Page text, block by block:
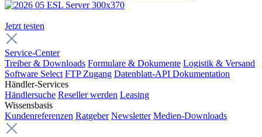
Jetzt testen
Service-Center
Treiber & Downloads Formulare & Dokumente Logistik & Versand
Software Select FTP Zugang Datenblatt-API Dokumentation
Händler-Services
Händlersuche Reseller werden Leasing
Wissensbasis
Kundenreferenzen Ratgeber Newsletter Medien-Downloads